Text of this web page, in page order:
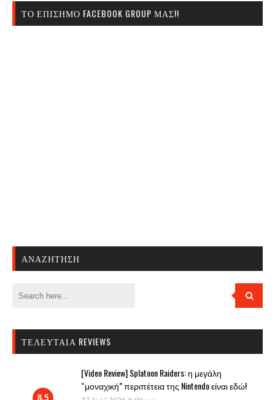
ΤΟ ΕΠΊΣΗΜΟ FACEBOOK GROUP ΜΑΣ!!
ΑΝΑΖΉΤΗΣΗ
ΤΕΛΕΥΤΑΊΑ REVIEWS
8.5
[Video Review] Splatoon Raiders: η μεγάλη
“μοναχική” περιπέτεια της Nintendo είναι εδώ!